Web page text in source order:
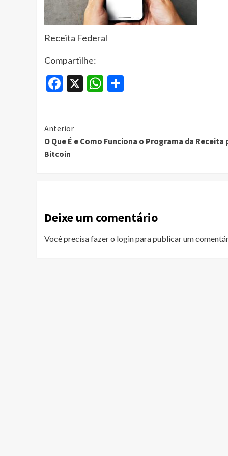
Receita Federal
Compartilhe:
Facebook
X WhatsApp
Continue
Reading
Anterior
O Que É e Como Funciona o Programa da Receita
Bitcoin
Deixe um comentário
Você precisa fazer o loginpara publicar um